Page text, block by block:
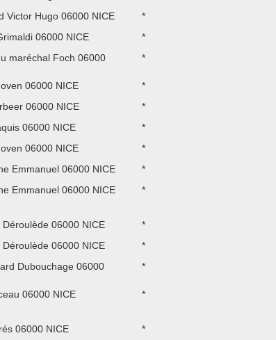
Victor Hugo 06000 NICE
*
06000 NICE
*
maréchal Foch 06000
*
06000 NICE
*
06000 NICE
*
06000 NICE
*
06000 NICE
*
Emmanuel 06000 NICE
*
Emmanuel 06000 NICE *
Déroulède 06000 NICE
*
Déroulède 06000 NICE
*
Dubouchage 06000
*
06000 NICE *
06000 NICE
*